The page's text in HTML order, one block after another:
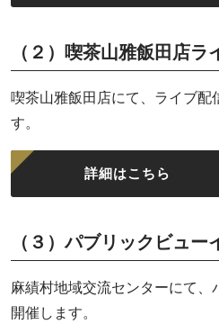
（２）喫茶山雅飯田店ラ
喫茶山雅飯田店にて、ライブ配
す。
詳細はこちら
（３）パブリックビュ
麻績村地域交流センターにて
開催します。